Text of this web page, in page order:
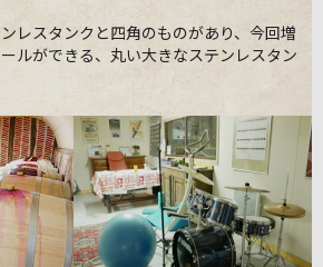
レスタンクと四角のものがあり、今回増
ルができる、丸い大きなステンレスタン